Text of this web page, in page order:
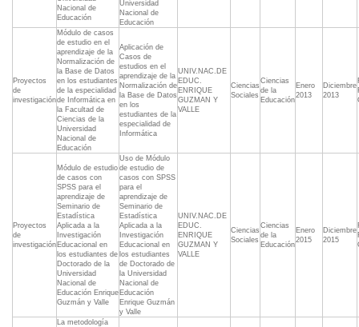
Nacional de
Educación
Universidad
Nacional de
Educación
Proyectos
de
investigación
Módulo de casos
de estudio en el
aprendizaje de la
Normalización de
la Base de Datos
en los estudiantes
de la especialidad
de Informática en
la Facultad de
Ciencias de la
Universidad
Nacional de
Educación
Aplicación de
Casos de
estudios en el
aprendizaje de la
Normalización de
la Base de Datos
en los
estudiantes de la
especialidad de
Informática
UNIV.NAC.DE
EDUC.
ENRIQUE
GUZMAN Y
VALLE
Ciencias
Sociales
Ciencias
de la
Educación
Enero
2013
Diciembre
2013
Proyectos
de
investigación
Módulo de estudio
de casos con
SPSS para el
aprendizaje de
Seminario de
Estadística
Aplicada a la
Investigación
Educacional en
los estudiantes de
Doctorado de la
Universidad
Nacional de
Educación Enrique
Guzmán y Valle
Uso de Módulo
de estudio de
casos con SPSS
para el
aprendizaje de
Seminario de
Estadística
Aplicada a la
Investigación
Educacional en
los estudiantes
de Doctorado de
la Universidad
Nacional de
Educación
Enrique Guzmán
y Valle
UNIV.NAC.DE
EDUC.
ENRIQUE
GUZMAN Y
VALLE
Ciencias
Sociales
Ciencias
de la
Educación
Enero
2015
Diciembre
2015
La metodología